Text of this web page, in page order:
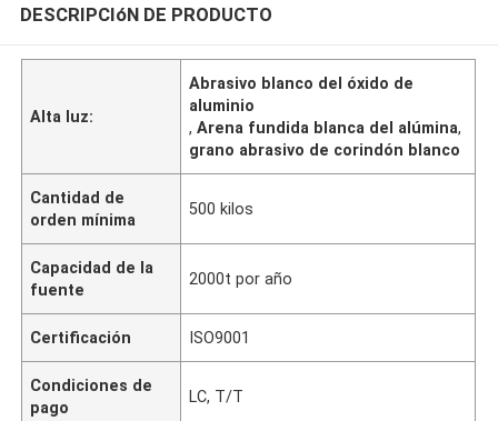
DESCRIPCIóN DE PRODUCTO
Alta luz:
Abrasivo blanco del óxido de
aluminio
,Arena fundida blanca del alúmina,
grano abrasivo de corindón blanco
Cantidad de
orden mínima
500 kilos
Capacidad de la
fuente
2000t por año
Certificación ISO9001
Condiciones de
pago
LC, T/T